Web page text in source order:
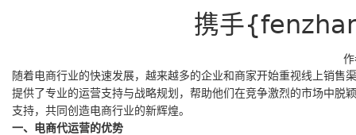
携手
随着电商行业的快速发展，越来越多的企业和商家开始重视线上销
提供了专业的运营支持与战略规划，帮助他们在竞争激烈的市场中
支持，共同创造电商行业的新辉煌。
一、电商代运营的优势